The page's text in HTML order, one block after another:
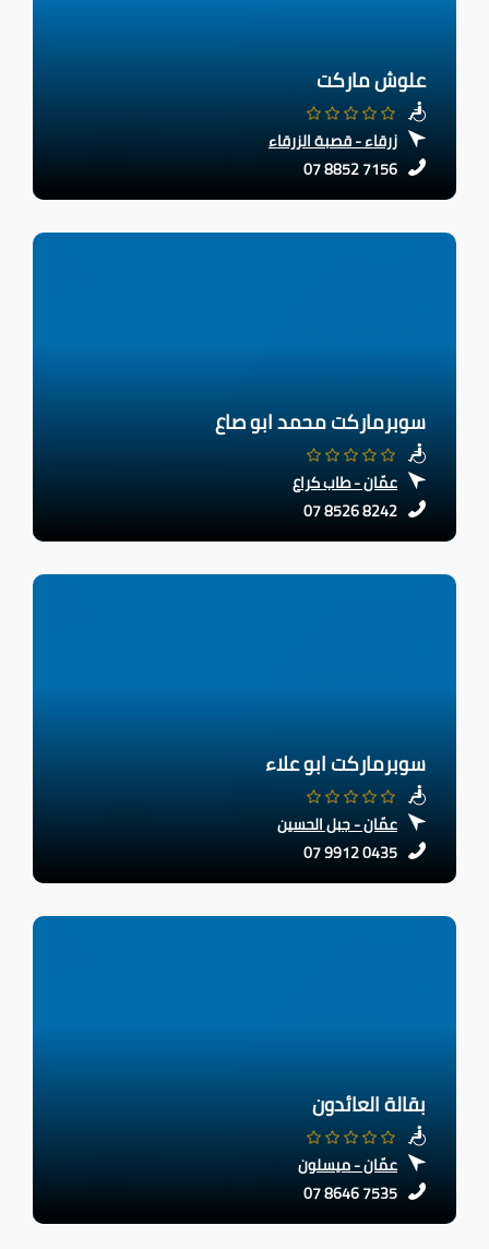
علوش ماركت
زرقاء - قصبة الزرقاء
07 8852 7156
سوبرماركت محمد ابو صاع
عمّان - طاب كراع
07 8526 8242
سوبرماركت ابو علاء
عمّان - جبل الحسين
07 9912 0435
بقالة العائدون
عمّان - ميسلون
07 8646 7535